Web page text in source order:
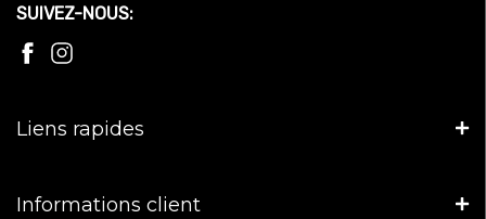
SUIVEZ-NOUS:
Liens rapides
Informations client